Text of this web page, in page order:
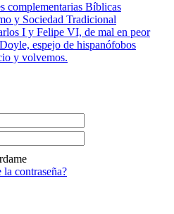
complementarias Bíblicas
y Sociedad Tradicional
I y Felipe VI, de mal en peor
espejo de hispanófobos
y volvemos.
la contraseña?